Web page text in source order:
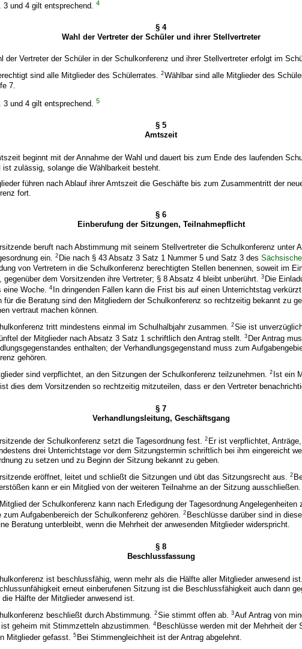
3 und 4 gilt entsprechend.4
§ 4
Wahl der Vertreter der Schüler und ihrer Stellvertreter
der Vertreter der Schüler in der Schulkonferenz und ihrer Stellvertreter erfolgt im
sind alle Mitglieder des Schülerrates.2Wählbar sind alle Mitglieder des
7.
3 und 4 gilt entsprechend.5
§ 5
Amtszeit
beginnt mit der Annahme der Wahl und dauert bis zum Ende des laufenden
ist zulässig, solange die Wählbarkeit besteht.
führen nach Ablauf ihrer Amtszeit die Geschäfte bis zum Zusammentritt der
fort.
§ 6
Einberufung der Sitzungen, Teilnahmepflicht
beruft nach Abstimmung mit seinem Stellvertreter die Schulkonferenz unter
ein.2 Die nach § 43 Absatz 3 Satz 1 Nummer 5 und Satz 3 des
von Vertretern in die Schulkonferenz berechtigten Stellen benennen, soweit im
gegenüber dem Vorsitzenden ihre Vertreter; § 8 Absatz 4 bleibt unberührt.3 Die
eine Woche.4 In dringenden Fällen kann die Frist bis auf einen Unterrichtstag
für die Beratung sind den Mitgliedern der Schulkonferenz so rechtzeitig bekannt zu
vertraut machen können.
tritt mindestens einmal im Schulhalbjahr zusammen.2Sie ist
der Mitglieder nach Absatz 3 Satz 1 schriftlich den Antrag stellt.3 Der Antrag
enthalten; der Verhandlungsgegenstand muss zum
gehören.
sind verpflichtet, an den Sitzungen der Schulkonferenz teilzunehmen.2 Ist ein
dies dem Vorsitzenden so rechtzeitig mitzuteilen, dass er den Vertreter
§ 7
Verhandlungsleitung, Geschäftsgang
der Schulkonferenz setzt die Tagesordnung fest.2 Er ist verpflichtet,
drei Unterrichtstage vor dem Sitzungstermin schriftlich bei ihm eingereicht
zu setzen und zu Beginn der Sitzung bekannt zu geben.
eröffnet, leitet und schließt die Sitzungen und übt das Sitzungsrecht aus.2
kann er ein Mitglied von der weiteren Teilnahme an der Sitzung ausschließen.
der Schulkonferenz kann nach Erledigung der Tagesordnung Angelegenheiten
zum Aufgabenbereich der Schulkonferenz gehören.2 Beschlüsse darüber sind in
Beratung unterbleibt, wenn die Mehrheit der anwesenden Mitglieder widerspricht.
§ 8
Beschlussfassung
ist beschlussfähig, wenn mehr als die Hälfte aller Mitglieder anwesend
erneut einberufenen Sitzung ist die Beschlussfähigkeit auch dann
Hälfte der Mitglieder anwesend ist.
beschließt durch Abstimmung.2Sie stimmt offen ab. 3Auf Antrag von
ist geheim mit Stimmzetteln abzustimmen.4 Beschlüsse werden mit der Mehrheit der
Mitglieder gefasst.5 Bei Stimmengleichheit ist der Antrag abgelehnt.